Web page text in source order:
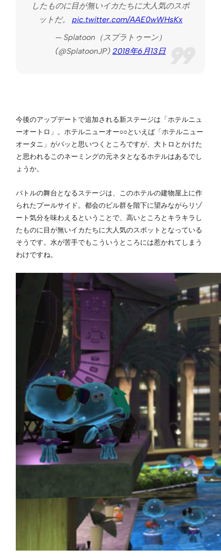
したものに目が無いイカたちに大人気のスポ
ットだ。 pic.twitter.com/AAE0wWHsKx
— Splatoon（スプラトゥーン）
(@SplatoonJP) 2018年6月13日
今後のアップデートで追加される新ステージは「ホテルニュ
ーオートロ」。ホテルニューオー○○といえば「ホテルニュー
オータニ」がパッと思いつくところですが、大トロとかけた
と思われるこのネーミングの元ネタとなるホテルはあるでし
ょうか。
バトルの舞台となるステージは、このホテルの建物屋上に作
られたプールサイド。都会のビル群を階下に望みながらリゾ
ート気分を味わえるということで、高いところとキラキラし
たものに目が無いイカたちに大人気のスポットとなっている
そうです。水が苦手でもこういうところには惹かれてしまう
わけですね。